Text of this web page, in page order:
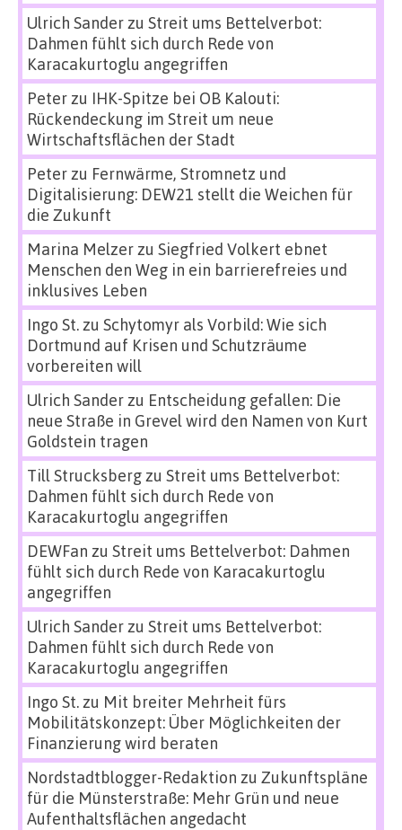
Ulrich Sanderzu Streit ums Bettelverbot:
Dahmen fühlt sich durch Rede von
Karacakurtoglu angegriffen
Peterzu IHK-Spitze bei OB Kalouti:
Rückendeckung im Streit um neue
Wirtschaftsflächen der Stadt
Peterzu Fernwärme, Stromnetz und
Digitalisierung: DEW21 stellt die Weichen für
die Zukunft
Marina Melzerzu Siegfried Volkert ebnet
Menschen den Weg in ein barrierefreies und
inklusives Leben
Ingo St.zu Schytomyr als Vorbild: Wie sich
Dortmund auf Krisen und Schutzräume
vorbereiten will
Ulrich Sanderzu Entscheidung gefallen: Die
neue Straße in Grevel wird den Namen von Kurt
Goldstein tragen
Till Strucksbergzu Streit ums Bettelverbot:
Dahmen fühlt sich durch Rede von
Karacakurtoglu angegriffen
DEWFan zu Streit ums Bettelverbot: Dahmen
fühlt sich durch Rede von Karacakurtoglu
angegriffen
Ulrich Sanderzu Streit ums Bettelverbot:
Dahmen fühlt sich durch Rede von
Karacakurtoglu angegriffen
Ingo St.zu Mit breiter Mehrheit fürs
Mobilitätskonzept: Über Möglichkeiten der
Finanzierung wird beraten
Nordstadtblogger-Redaktion zu Zukunftspläne
für die Münsterstraße: Mehr Grün und neue
Aufenthaltsflächen angedacht